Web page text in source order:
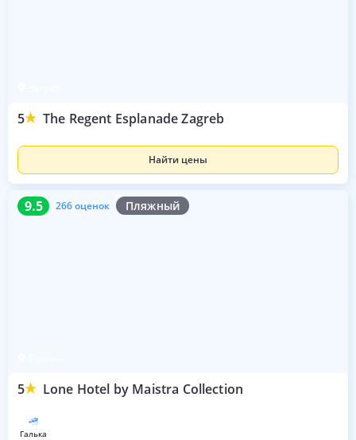
5 The Regent Esplanade Zagreb
Найти цены
9.5 266 оценок Пляжный
5 Lone Hotel by Maistra Collection
9.5 266 оценок
галька